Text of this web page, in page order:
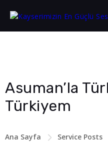
Asuman’la
Türkiyem
Ana Sayfa Service Posts